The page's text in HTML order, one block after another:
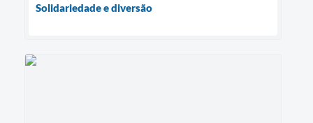
Solidariedade e diversão